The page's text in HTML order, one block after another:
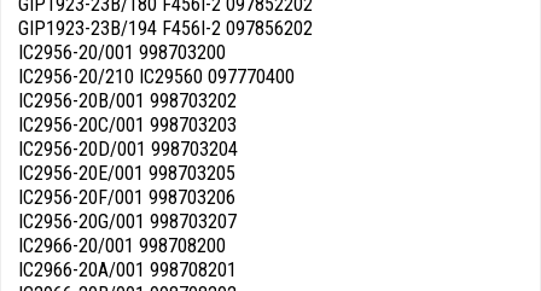
GIP1923-23B/180 F456I-2 097852202
GIP1923-23B/194 F456I-2 097856202
IC2956-20/001 998703200
IC2956-20/210 IC29560 097770400
IC2956-20B/001 998703202
IC2956-20C/001 998703203
IC2956-20D/001 998703204
IC2956-20E/001 998703205
IC2956-20F/001 998703206
IC2956-20G/001 998703207
IC2966-20/001 998708200
IC2966-20A/001 998708201